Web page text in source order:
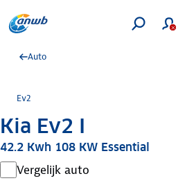
Auto
Ev2
Kia Ev2 I
42.2 Kwh 108 KW Essential
Vergelijk auto